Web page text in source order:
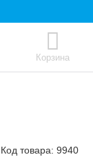
Корзина
Код товара: 9940